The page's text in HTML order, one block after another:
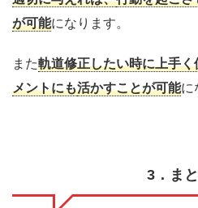
が可能になり ます。
また軌道修正したい時に上手く
メントにも活かすことが可能に
3．ま